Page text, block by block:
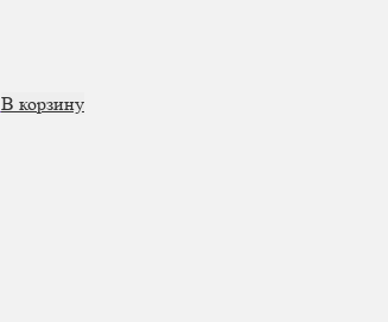
В корзину